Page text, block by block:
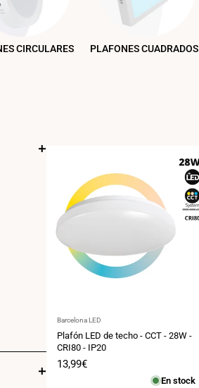
CIRCULARES PLAFONES CUADRADOS
Proveedor:
Barcelona LED
Plafón LED de techo - CCT - 28W -
CRI80 - IP20
Precio
13,99€
En stock